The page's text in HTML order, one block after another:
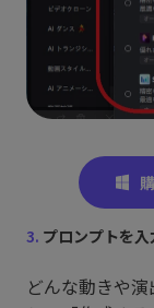
3. プロンプトを
どんな動きや